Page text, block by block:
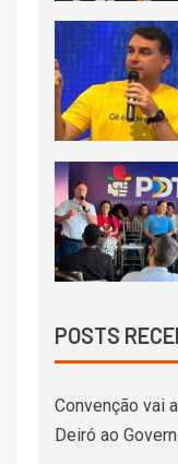
POSTS
Convenção vai
Deiró ao